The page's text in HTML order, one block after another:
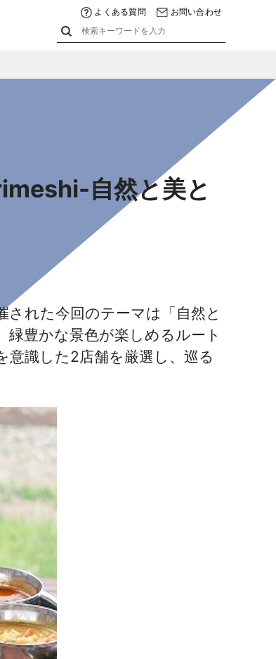
よくある質問 お問い合わせ
自然と美と
れた今回のテーマは「自然と
豊かな景色が楽しめるルート
識した2店舗を厳選し、巡る